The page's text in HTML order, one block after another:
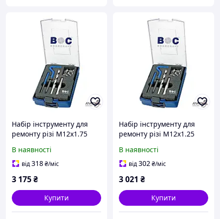
Набір інструменту для
ремонту різі M12х1.75
В наявності
від318₴/міс
3 175₴
Купити
Набір інструменту для
ремонту різі M12х1.25
В наявності
від302₴/міс
3 021 ₴
Купити